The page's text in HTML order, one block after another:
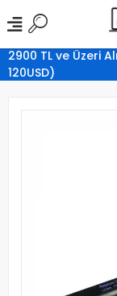
2900 TL ve Üzeri
120USD)